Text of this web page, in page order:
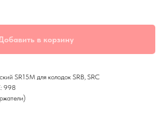
в корзину
SR15M для колодок SRB, SRC
998